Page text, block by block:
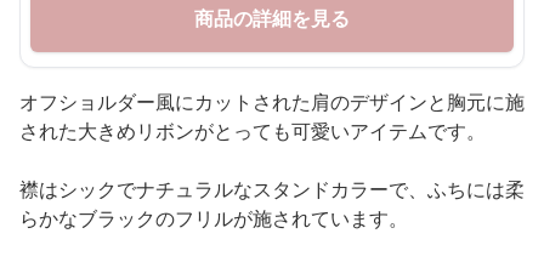
商品の詳細を見る
オフショルダー風にカットされた肩のデザインと胸元に施
された大きめリボンがとっても可愛いアイテムです。
襟はシックでナチュラルなスタンドカラーで、ふちには柔
らかなブラックのフリルが施されています。